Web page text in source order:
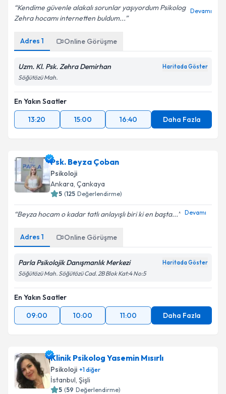
Kendime güvenle alakalı sorunlar yaşıyordum Psikolog
Zehra hocamı internetten buldum...
Devamı
Adres 1 Online Görüşme
Uzm. Kl. Psk. Zehra Demirhan Haritada Göster
Söğütözü Mah.
En Yakın Saatler
13:20
15:00 16:40 Daha Fazla
Psk. Beyza Çoban
Psikoloji
Ankara, Çankaya
5 (125 Değerlendirme)
Beyza hocam o kadar tatlı anlayışlı biri ki en başta... Devamı
Adres 1 Online Görüşme
Parla Psikolojik Danışmanlık Merkezi Haritada Göster
Söğütözü Mah. Söğütözü Cad. 2B Blok Kat:4 No:5
En Yakın Saatler
09:00
10:00 11:00 Daha Fazla
Klinik Psikolog Yasemin Mısırlı
Psikoloji +1diğer
İstanbul, Şişli
5 (59 Değerlendirme)